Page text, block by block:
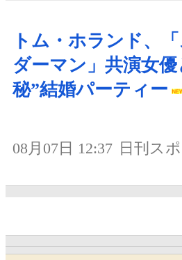
トム・ホランド、
ダーマン」共演女優
秘”結婚パーティー
08月07日 12:37 日刊ス